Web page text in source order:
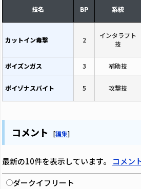
技名 BP 系統
カットイン毒撃 2
インタラプト
技
ポイズンガス
3 補助技
ポイゾナスバイト 5 攻撃技
コメント [編集]
最新の10件を表示しています。 コメン
ダークイフリート